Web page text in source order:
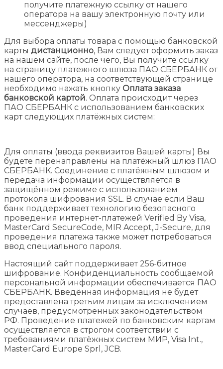
получите платежную ссылку от нашего
оператора на вашу электронную почту или
мессенджеры)
Для выбора оплаты товара с помощью банковской
карты дистанционно, Вам следует оформить заказ
на нашем сайте, после чего, Вы получите ссылку
на страницу платежного шлюза ПАО СБЕРБАНК от
нашего оператора, на соответствующей странице
необходимо нажать кнопку Оплата заказа
банковской картой. Оплата происходит через
ПАО СБЕРБАНК с использованием банковских
карт следующих платёжных систем:
Для оплаты (ввода реквизитов Вашей карты) Вы
будете перенаправлены на платёжный шлюз ПАО
СБЕРБАНК. Соединение с платёжным шлюзом и
передача информации осуществляется в
защищённом режиме с использованием
протокола шифрования SSL. В случае если Ваш
банк поддерживает технологию безопасного
проведения интернет-платежей Verified By Visa,
MasterCard SecureCode, MIR Accept, J-Secure, для
проведения платежа также может потребоваться
ввод специального пароля.
Настоящий сайт поддерживает 256-битное
шифрование. Конфиденциальность сообщаемой
персональной информации обеспечивается ПАО
СБЕРБАНК. Введённая информация не будет
предоставлена третьим лицам за исключением
случаев, предусмотренных законодательством
РФ. Проведение платежей по банковским картам
осуществляется в строгом соответствии с
требованиями платёжных систем МИР, Visa Int.,
MasterCard Europe Sprl, JCB.